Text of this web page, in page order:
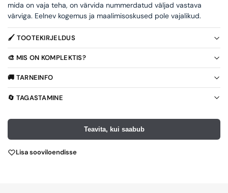
mida on vaja teha, on värvida nummerdatud väljad vastava
värviga. Eelnev kogemus ja maalimisoskused pole vajalikud.
🖌️ TOOTEKIRJELDUS
🎨 MIS ON KOMPLEKTIS?
🚚 TARNEINFO
🔄 TAGASTAMINE
Teavita, kui saabub
Lisa sooviloendisse